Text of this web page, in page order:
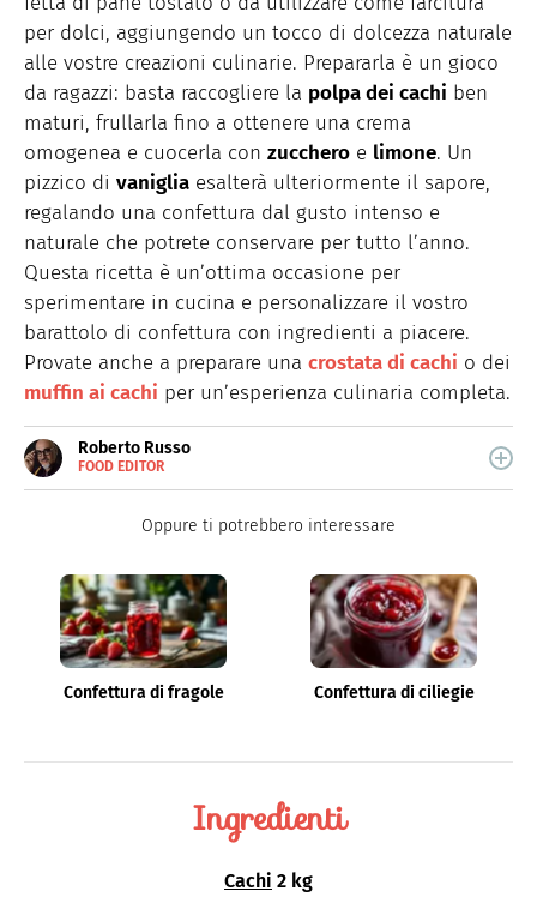
per dolci, aggiungendo un tocco di dolcezza naturale
alle vostre creazioni culinarie. Prepararla è un gioco
da ragazzi: basta raccogliere la polpa dei cachi ben
maturi, frullarla fino a ottenere una crema
omogenea e cuocerla con zucchero e limone. Un
pizzico di vaniglia esalterà ulteriormente il sapore,
regalando una confettura dal gusto intenso e
naturale che potrete conservare per tutto l’anno.
Questa ricetta è un’ottima occasione per
sperimentare in cucina e personalizzare il vostro
barattolo di confettura con ingredienti a piacere.
Provate anche a preparare una crostata di cachi o dei
muffin ai cachi per un’esperienza culinaria completa.
Roberto Russo
FOOD EDITOR
Roberto Russo unisce la passione per libri e cucina. Ha
Oppure ti potrebbero interessare
Confettura di fragole Confettura di ciliegie
Ingredienti
Cachi 2 kg